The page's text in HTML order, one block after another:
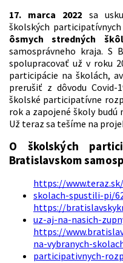
17. marca 2022 sa
školských
ôsmych stredných škôl
samosprávneho kraja. S
spolupracovať už v roku
participácie na školách,
prerušiť z dôvodu
školské participatívne
rok a zapojené školy
Už teraz sa tešíme na
O školských
Bratislavskom
https://
skolach-spustili-pi/
https://
uz-aj-na-nasich-
https://
na-vybranych-
participativnych-